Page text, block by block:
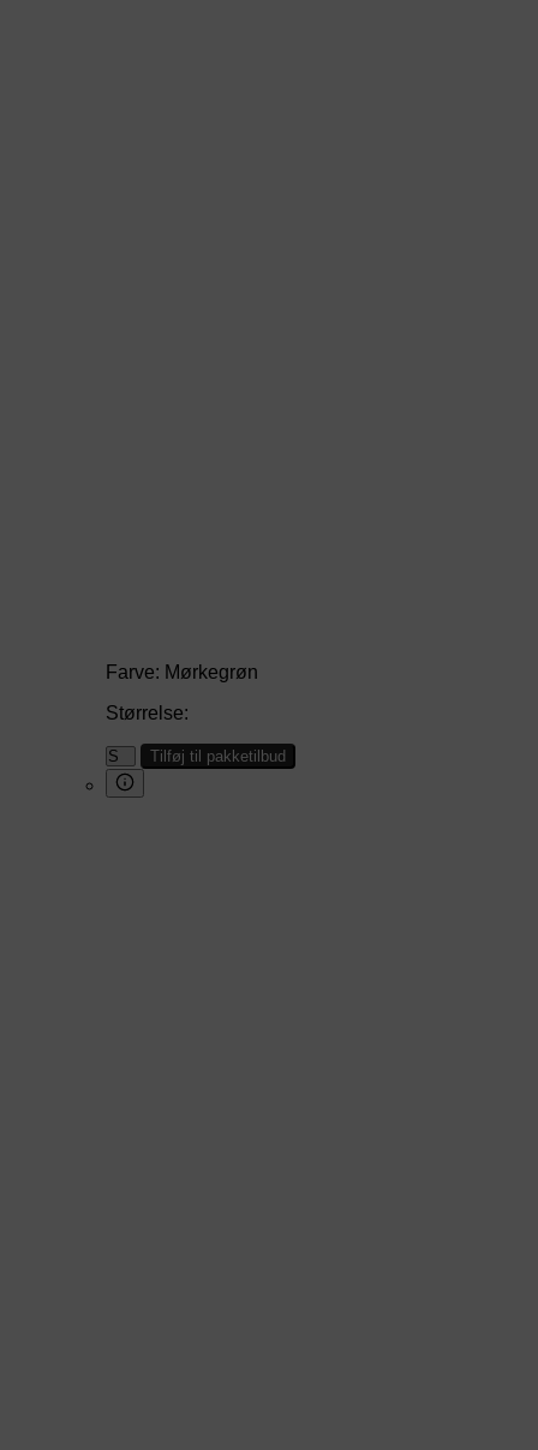
Farve: Mørkegrøn
Størrelse:
Tilføj til pakketilbud